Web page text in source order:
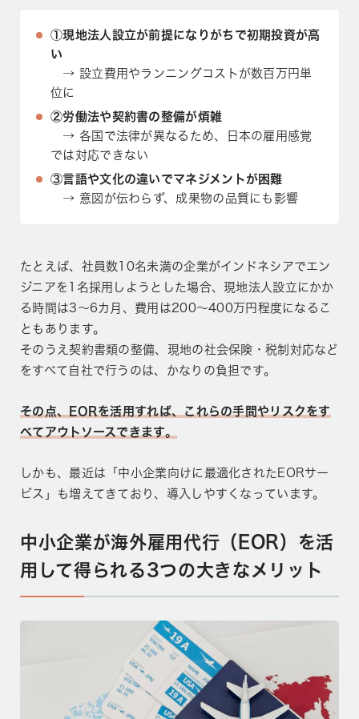
①現地法人設立が前提になりがちで初期投資が高
い
→ 設立費用やランニングコストが数百万円単
位に
②労働法や契約書の整備が煩雑
→ 各国で法律が異なるため、日本の雇用感覚
では対応できない
③言語や文化の違いでマネジメントが困難
→ 意図が伝わらず、成果物の品質にも影響
たとえば、社員数10名未満の企業がインドネシアでエン
ジニアを1名採用しようとした場合、現地法人設立にかか
る時間は3〜6カ月、費用は200〜400万円程度になるこ
ともあります。
そのうえ契約書類の整備、現地の社会保険・税制対応など
をすべて自社で行うのは、かなりの負担です。
その点、EORを活用すれば、これらの手間やリスクをす
べてアウトソースできます。
しかも、最近は「中小企業向けに最適化されたEORサー
ビス」も増えてきており、導入しやすくなっています。
中小企業が海外雇用代行（EOR）を活
用して得られる3つの大きなメリット